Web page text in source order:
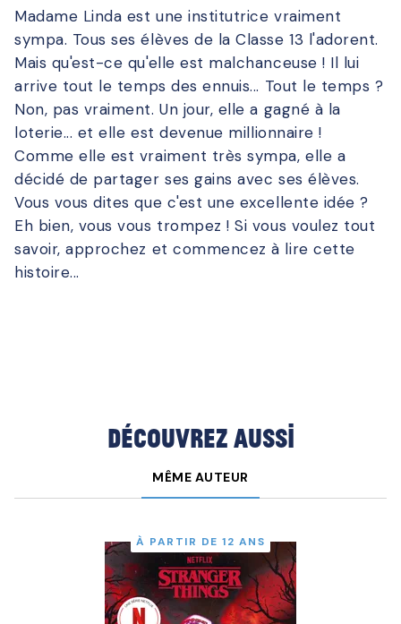
Madame Linda est une institutrice vraiment
sympa. Tous ses élèves de la Classe 13 l'adorent.
Mais qu'est-ce qu'elle est malchanceuse ! Il lui
arrive tout le temps des ennuis... Tout le temps ?
Non, pas vraiment. Un jour, elle a gagné à la
loterie... et elle est devenue millionnaire !
Comme elle est vraiment très sympa, elle a
décidé de partager ses gains avec ses élèves.
Vous vous dites que c'est une excellente idée ?
Eh bien, vous vous trompez ! Si vous voulez tout
savoir, approchez et commencez à lire cette
histoire...
Découvrez aussi
MÊME AUTEUR
À PARTIR DE 12 ANS